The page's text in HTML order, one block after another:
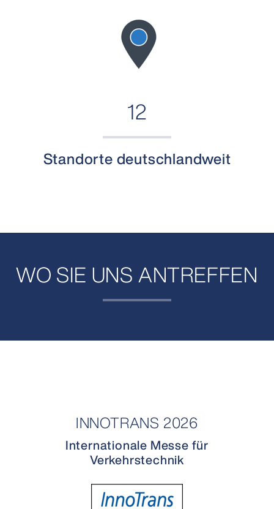
12
Standorte deutschlandweit
WO SIE UNS ANTREFFEN
INNOTRANS 2026
Internationale Messe für
Verkehrstechnik